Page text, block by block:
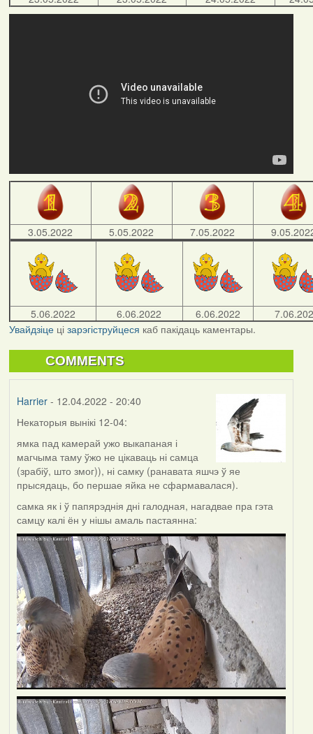
3.05.2022 5.05.2022 7.05.2022
5.06.2022 6.06.2022 6.06.2022
Увайдзіцеці зарэгіструйцеся каб пакідаць каментары.
COMMENTS
Harrier- 12.04.2022 - 20:40
Некаторыя вынікі 12-04:
ямка пад камерай ужо выкапаная і
магчыма таму ўжо не цікаваць ні самца
(зрабіў, што змог)), ні самку (ранавата яшчэ ў яе
прысядаць, бо першае яйка не сфармавалася).
самка як і ў папярэднія дні галодная, нагадвае пра гэта
самцу калі ён у нішы амаль пастаянна: